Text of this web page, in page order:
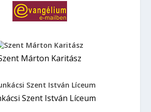
Márton Karitász
Szent István Líceum